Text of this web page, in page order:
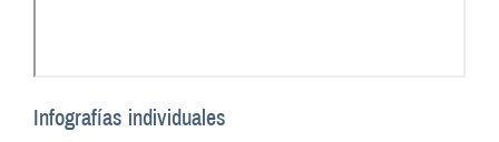
Infografías individuales